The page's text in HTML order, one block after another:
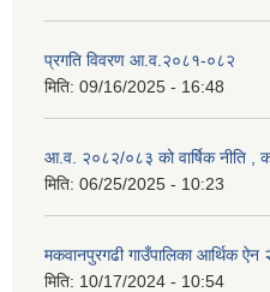
प्रगति विवरण आ.व.२०८१-०८२
मिति: 09/16/2025 - 16:48
आ.व. २०८२/०८३ को वार्षिक नीति ,
मिति: 06/25/2025 - 10:23
मकवानपुरगढी गाउँपालिका आर्थिक ‌‌‌ऐन
मिति: 10/17/2024 - 10:54